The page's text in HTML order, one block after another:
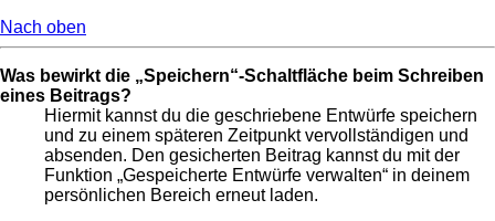
Nach oben
Was bewirkt die „Speichern“-Schaltfläche beim Schreiben
eines Beitrags?
Hiermit kannst du die geschriebene Entwürfe speichern
und zu einem späteren Zeitpunkt vervollständigen und
absenden. Den gesicherten Beitrag kannst du mit der
Funktion „Gespeicherte Entwürfe verwalten“ in deinem
persönlichen Bereich erneut laden.